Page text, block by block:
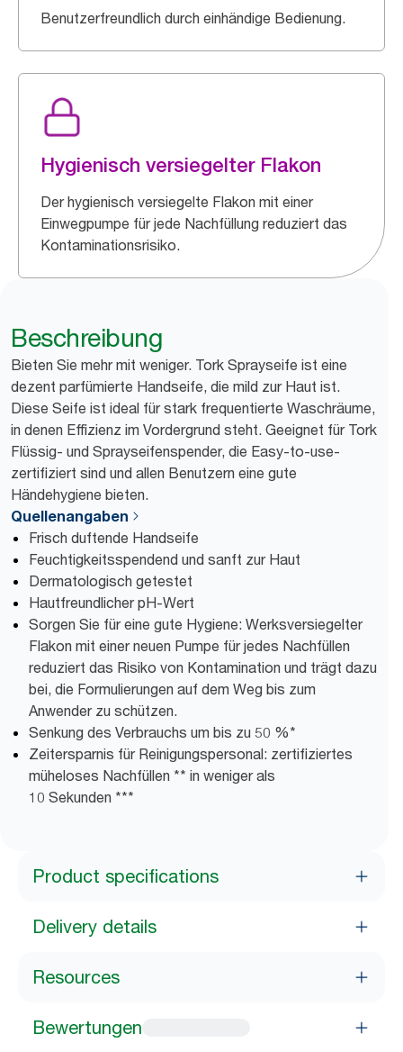
Benutzerfreundlich durch einhändige Bedienung.
Hygienisch versiegelter Flakon
Der hygienisch versiegelte Flakon mit einer
Einwegpumpe für jede Nachfüllung reduziert das
Kontaminationsrisiko.
Beschreibung
Bieten Sie mehr mit weniger. Tork Sprayseife ist eine
dezent parfümierte Handseife, die mild zur Haut ist.
Diese Seife ist ideal für stark frequentierte Waschräume,
in denen Effizienz im Vordergrund steht. Geeignet für Tork
Flüssig- und Sprayseifenspender, die Easy-to-use-
zertifiziert sind und allen Benutzern eine gute
Händehygiene bieten.
Quellenangaben
Frisch duftende Handseife
Feuchtigkeitsspendend und sanft zur Haut
Dermatologisch getestet
Hautfreundlicher pH-Wert
Sorgen Sie für eine gute Hygiene: Werksversiegelter
Flakon mit einer neuen Pumpe für jedes Nachfüllen
reduziert das Risiko von Kontamination und trägt dazu
bei, die Formulierungen auf dem Weg bis zum
Anwender zu schützen.
Senkung des Verbrauchs um bis zu 50 %*
Zeitersparnis für Reinigungspersonal: zertifiziertes
müheloses Nachfüllen ** in weniger als
10 Sekunden ***
Product specifications
Delivery details
Resources
Bewertungen